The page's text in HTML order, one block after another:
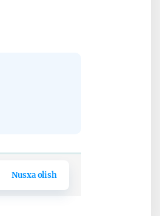
Nusxa olish